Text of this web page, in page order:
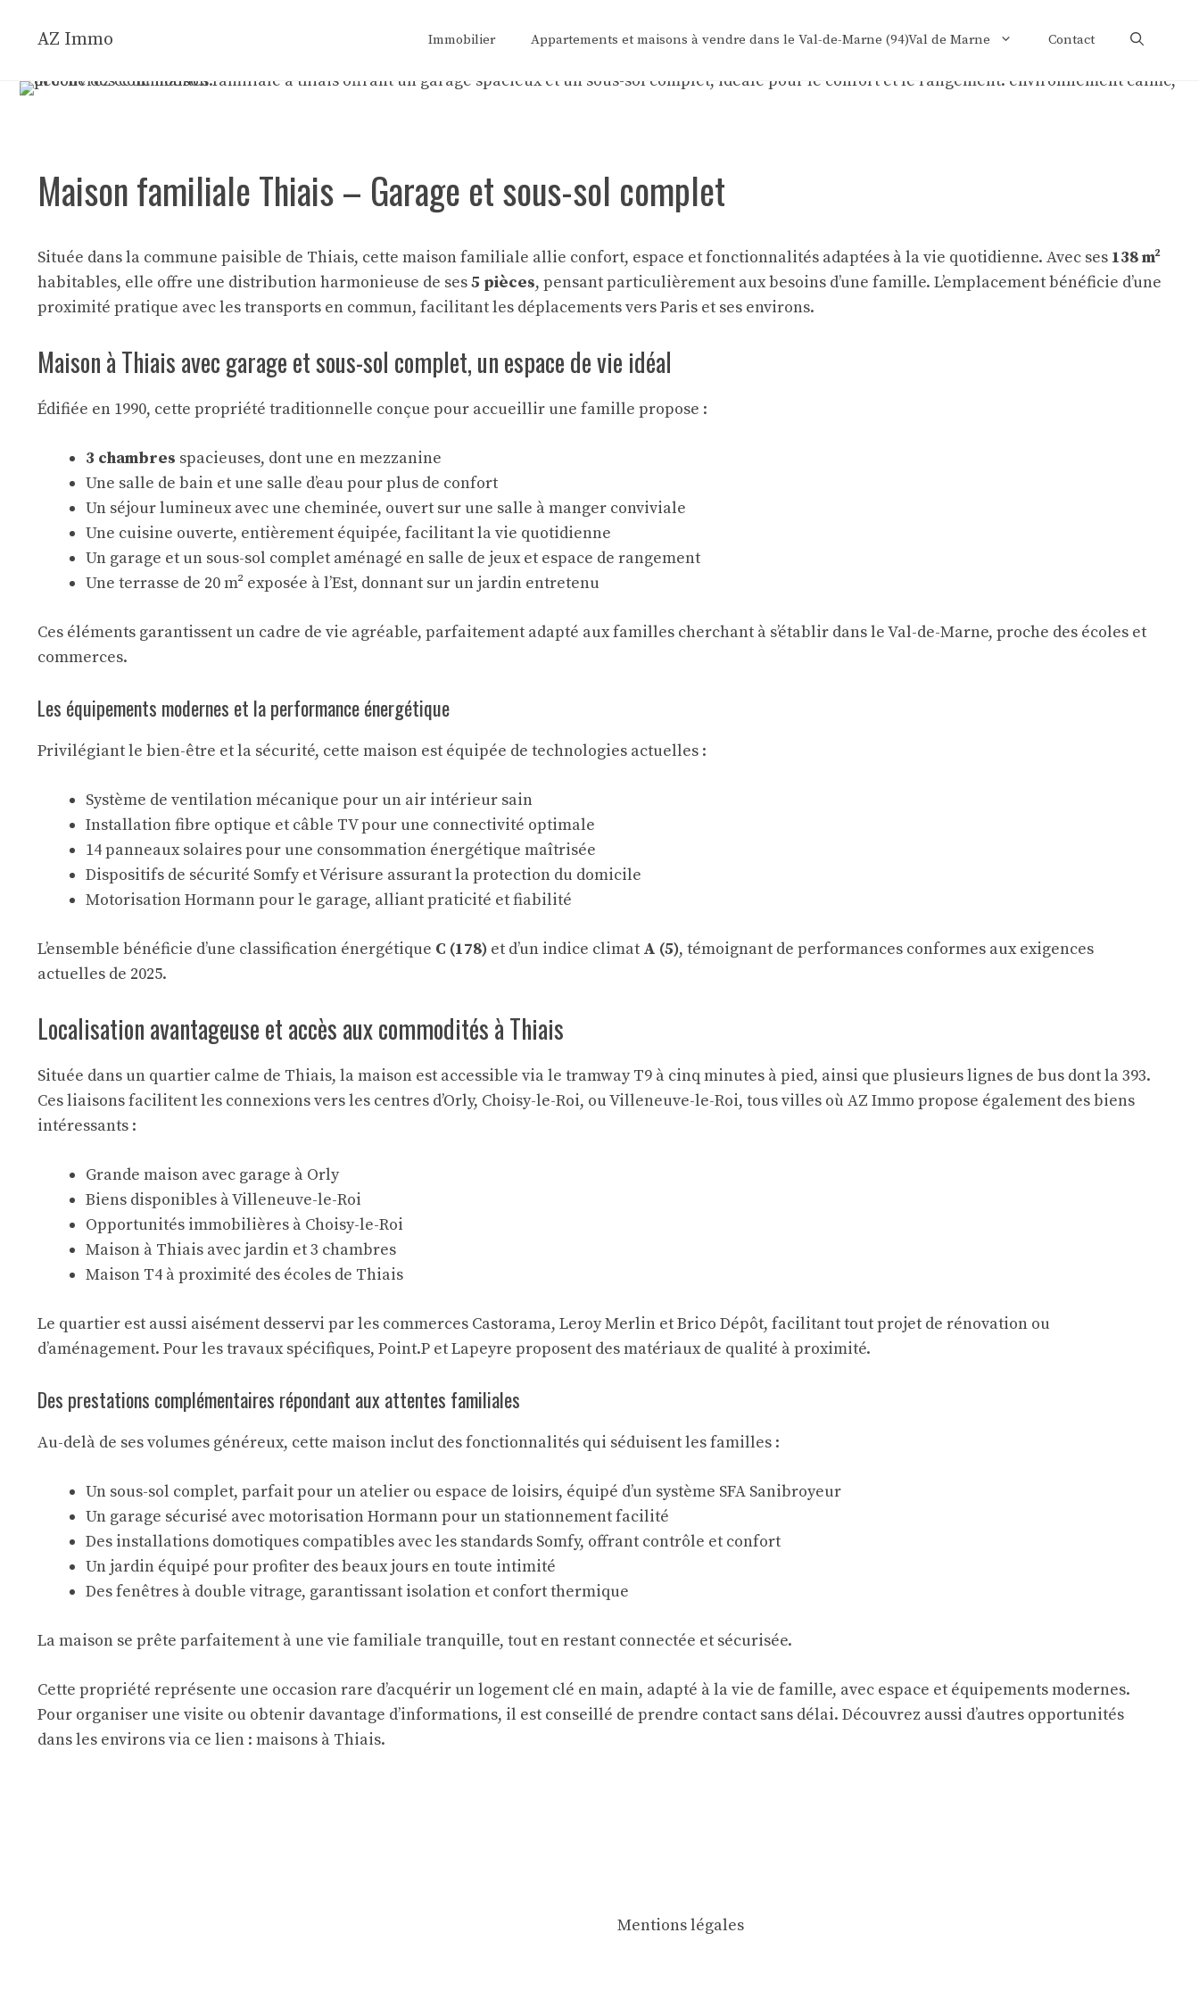
AZ Immo Immobilier Appartements et maisons à vendre dans le Val-de-Marne (94)Val de Marne Contact
Maison familiale Thiais – Garage et sous-sol complet
Située dans la commune paisible de Thiais, cette maison familiale allie confort, espace et fonctionnalités adaptées à la vie quotidienne. Avec ses 138 m²
habitables, elle offre une distribution harmonieuse de ses5 pièces, pensant particulièrement aux besoins d’une famille. L’emplacement bénéficie d’une
proximité pratique avec les transports en commun, facilitant les déplacements vers Paris et ses environs.
Maison à Thiais avec garage et sous-sol complet, un espace de vie idéal
Édifiée en 1990, cette propriété traditionnelle conçue pour accueillir une famille propose :
3 chambres spacieuses, dont une en mezzanine
Une salle de bain et une salle d’eau pour plus de confort
Un séjour lumineux avec une cheminée, ouvert sur une salle à manger conviviale
Une cuisine ouverte, entièrement équipée, facilitant la vie quotidienne
Un garage et un sous-sol complet aménagé en salle de jeux et espace de rangement
Une terrasse de 20 m² exposée à l’Est, donnant sur un jardin entretenu
Ces éléments garantissent un cadre de vie agréable, parfaitement adapté aux familles cherchant à s’établir dans le Val-de-Marne, proche des écoles et
commerces.
Les équipements modernes et la performance énergétique
Privilégiant le bien-être et la sécurité, cette maison est équipée de technologies actuelles :
Système de ventilation mécanique pour un air intérieur sain
Installation fibre optique et câble TV pour une connectivité optimale
14 panneaux solaires pour une consommation énergétique maîtrisée
Dispositifs de sécurité Somfy et Vérisure assurant la protection du domicile
Motorisation Hormann pour le garage, alliant praticité et fiabilité
L’ensemble bénéficie d’une classification énergétique C (178) et d’un indice climat A (5), témoignant de performances conformes aux exigences
actuelles de 2025.
Localisation avantageuse et accès aux commodités à Thiais
Située dans un quartier calme de Thiais, la maison est accessible via le tramway T9 à cinq minutes à pied, ainsi que plusieurs lignes de bus dont la 393.
Ces liaisons facilitent les connexions vers les centres d’Orly, Choisy-le-Roi, ou Villeneuve-le-Roi, tous villes où AZ Immo propose également des biens
intéressants :
Grande maison avec garage à Orly
Biens disponibles à Villeneuve-le-Roi
Opportunités immobilières à Choisy-le-Roi
Maison à Thiais avec jardin et 3 chambres
Maison T4 à proximité des écoles de Thiais
Le quartier est aussi aisément desservi par les commerces Castorama, Leroy Merlin et Brico Dépôt, facilitant tout projet de rénovation ou
d’aménagement. Pour les travaux spécifiques, Point.P et Lapeyre proposent des matériaux de qualité à proximité.
Des prestations complémentaires répondant aux attentes familiales
Au-delà de ses volumes généreux, cette maison inclut des fonctionnalités qui séduisent les familles :
Un sous-sol complet, parfait pour un atelier ou espace de loisirs, équipé d’un système SFA Sanibroyeur
Un garage sécurisé avec motorisation Hormann pour un stationnement facilité
Des installations domotiques compatibles avec les standards Somfy, offrant contrôle et confort
Un jardin équipé pour profiter des beaux jours en toute intimité
Des fenêtres à double vitrage, garantissant isolation et confort thermique
La maison se prête parfaitement à une vie familiale tranquille, tout en restant connectée et sécurisée.
Cette propriété représente une occasion rare d’acquérir un logement clé en main, adapté à la vie de famille, avec espace et équipements modernes.
Pour organiser une visite ou obtenir davantage d’informations, il est conseillé de prendre contact sans délai. Découvrez aussi d’autres opportunités
dans les environs via ce lien : maisons à Thiais.
Mentions légales